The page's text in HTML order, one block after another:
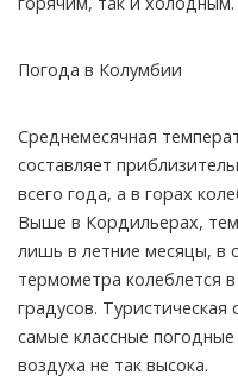
Погода в Колумбии
Среднемесячная
составляет
всего года, а в горах
Выше в Кордильерах,
лишь в летние месяцы, в
термометра колеблется
градусов.
самые классные
воздуха не так высока.